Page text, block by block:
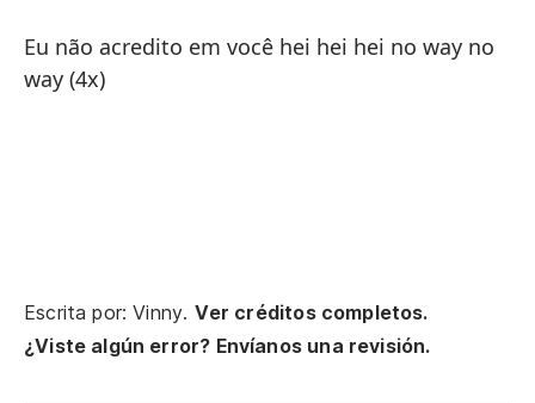
Eu não acredito em você hei hei hei no way no
way (4x)
Escrita por: Vinny. Ver créditos completos.
¿Viste algún error? Envíanos una revisión.